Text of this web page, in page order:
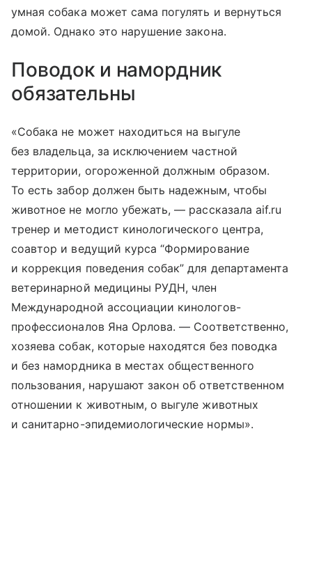
умная собака может сама погулять и вернуться
домой. Однако это нарушение закона.
Поводок и намордник
обязательны
«Собака не может находиться на выгуле
без владельца, за исключением частной
территории, огороженной должным образом.
То есть забор должен быть надежным, чтобы
животное не могло убежать, — рассказала aif.ru
тренер и методист кинологического центра,
соавтор и ведущий курса “Формирование
и коррекция поведения собак” для департамента
ветеринарной медицины РУДН, член
Международной ассоциации кинологов-
профессионалов Яна Орлова. — Соответственно,
хозяева собак, которые находятся без поводка
и без намордника в местах общественного
пользования, нарушают закон об ответственном
отношении к животным, о выгуле животных
и санитарно-эпидемиологические нормы».